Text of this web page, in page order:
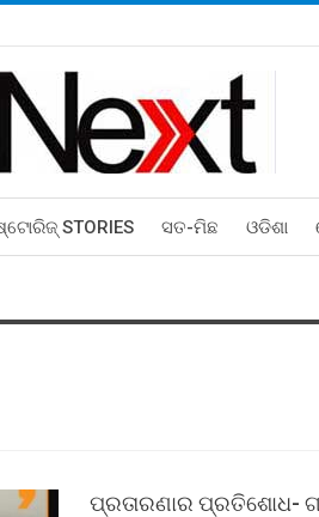
STORIES ସତ-ମିଛ ଓଡିଶା
ପ୍ରତାରଣାର ପ୍ରତିଶୋଧ-